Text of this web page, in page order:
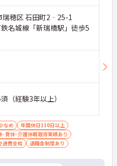
瑞穂区 石田町2‐25-1
名城線「新瑞橋駅」徒歩5
（経験3年以上）
なめ
年間休日110日以上
･育休･介護休暇取得実績あり
通費支給 退職金制度あり